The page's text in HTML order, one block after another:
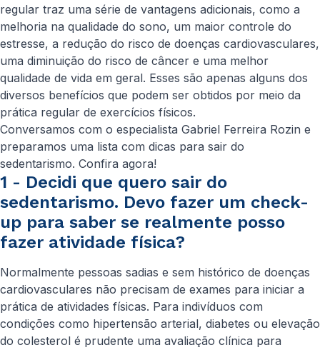
regular traz uma série de vantagens adicionais, como a
melhoria na qualidade do sono, um maior controle do
estresse, a redução do risco de doenças cardiovasculares,
uma diminuição do risco de câncer e uma melhor
qualidade de vida em geral. Esses são apenas alguns dos
diversos benefícios que podem ser obtidos por meio da
prática regular de exercícios físicos.
Conversamos com o especialista Gabriel Ferreira Rozin e
preparamos uma lista com dicas para sair do
sedentarismo. Confira agora!
1 - Decidi que quero sair do
sedentarismo. Devo fazer um check-
up para saber se realmente posso
fazer atividade física?
Normalmente pessoas sadias e sem histórico de doenças
cardiovasculares não precisam de exames para iniciar a
prática de atividades físicas. Para indivíduos com
condições como hipertensão arterial, diabetes ou elevação
do colesterol é prudente uma avaliação clínica para